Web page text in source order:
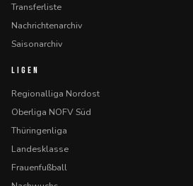
Transferliste
Nachrichtenarchiv
Saisonarchiv
LIGEN
Regionalliga Nordost
Oberliga NOFV Süd
Thüringenliga
Landesklasse
Frauenfußball